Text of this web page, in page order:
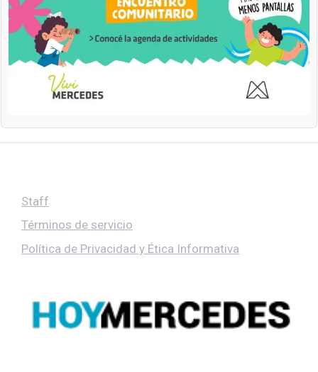
Staff
Términos de servicio
Política de Privacidad y Ética Informativa